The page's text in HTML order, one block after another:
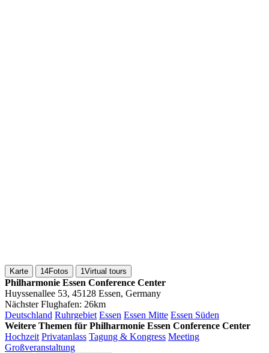
Karte 14Fotos 1Virtual tours
Philharmonie Essen Conference Center
Huyssenallee 53, 45128 Essen, Germany
Nächster Flughafen: 26km
Deutschland Ruhrgebiet Essen Essen Mitte Essen Süden
Weitere Themen für Philharmonie Essen Conference Center
Hochzeit Privatanlass Tagung & Kongress Meeting
Großveranstaltung